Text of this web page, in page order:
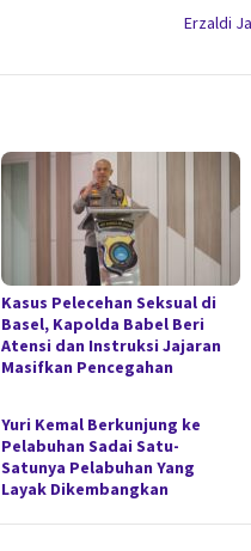
Erzaldi
Kasus Pelecehan Seksual di
Basel, Kapolda Babel Beri
Atensi dan Instruksi Jajaran
Masifkan Pencegahan
Yuri Kemal Berkunjung ke
Pelabuhan Sadai Satu-
Satunya Pelabuhan Yang
Layak Dikembangkan